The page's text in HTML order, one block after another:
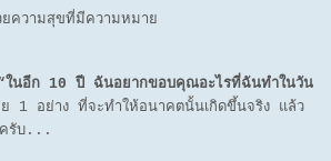
ยความสุขที่มีความหมาย
ในอีก 10 ปี ฉันอยากขอบคุณอะไรที่ฉันทำในวัน
ย 1 อย่าง ที่จะทำให้อนาคตนั้นเกิดขึ้นจริง แล้ว
ครับ...